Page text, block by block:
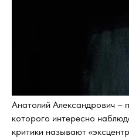
Анатолий Александрович –
которого интересно
критики называют